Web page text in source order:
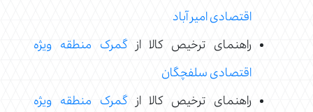
اقتصادی امیر آباد
راهنمای ترخیص کالا ازگمرک منطقه ویژه
اقتصادی سلفچگان
راهنمای ترخیص کالا ازگمرک منطقه ویژه